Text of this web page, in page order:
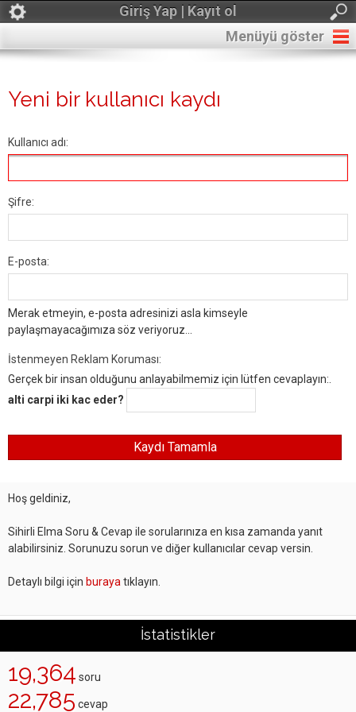
Giriş Yap | Kayıt ol
Menüyü göster
Yeni bir kullanıcı kaydı
Kullanıcı adı:
Şifre:
E-posta:
Merak etmeyin, e-posta adresinizi asla kimseyle
paylaşmayacağımıza söz veriyoruz...
İstenmeyen Reklam Koruması:
Gerçek bir insan olduğunu anlayabilmemiz için lütfen cevaplayın:.
alti carpi iki kac eder?
Hoş geldiniz,
Sihirli Elma Soru & Cevap ile sorularınıza en kısa zamanda yanıt
alabilirsiniz. Sorunuzu sorun ve diğer kullanıcılar cevap versin.
Detaylı bilgi için buraya tıklayın.
İstatistikler
19,364 soru
22,785 cevap